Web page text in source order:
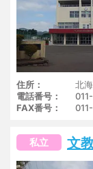
住所
北
電話番号
FAX番号
私立 文